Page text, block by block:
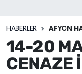
HABERLER AFYON
14-20
CENAZE
Sağlık
Eğitim